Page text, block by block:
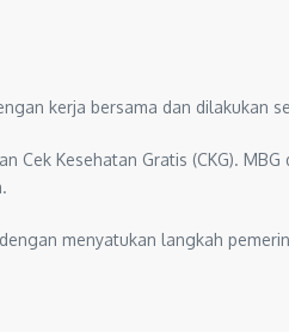
kerja bersama dan dilakukan
Kesehatan Gratis (CKG).
menyatukan langkah